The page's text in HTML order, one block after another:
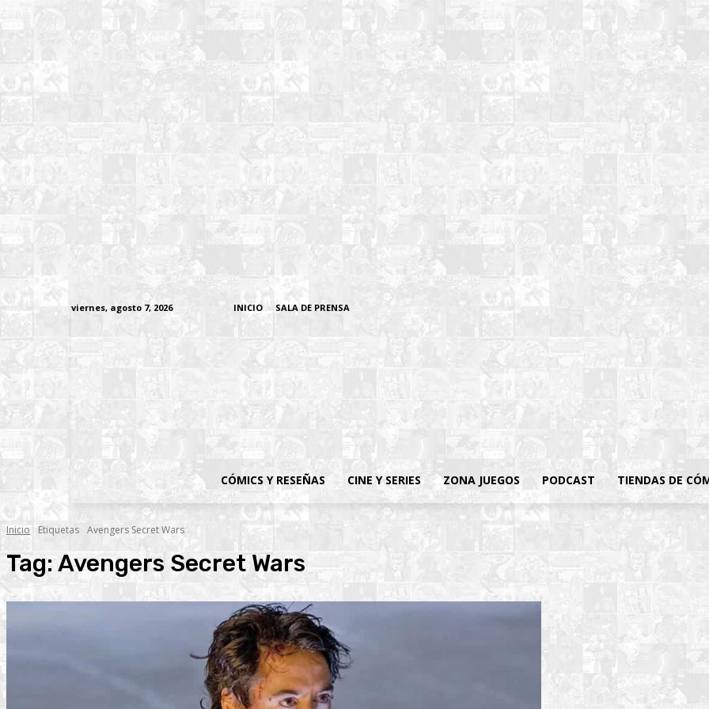
viernes, agosto 7, 2026 INICIO SALA DE PRENSA
CÓMICS Y RESEÑAS CINE Y SERIES ZONA JUEGOS PODCAST TIENDAS DE
Inicio Etiquetas Avengers Secret Wars
Tag:Avengers Secret Wars